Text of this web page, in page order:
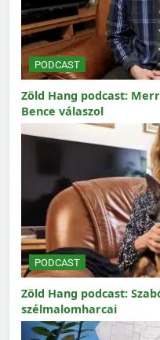
PODCAST
Zöld Hang podcast:
Bence válaszol
PODCAST
Zöld Hang podcast:
szélmalomharcai